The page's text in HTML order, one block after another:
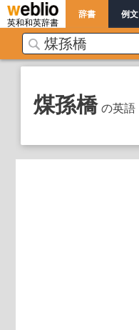
英和和英辞書
辞書 例文
煤孫橋 の英語